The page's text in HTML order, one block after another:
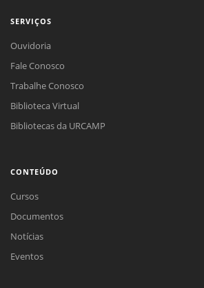
SERVIÇOS
Ouvidoria
Fale Conosco
Trabalhe Conosco
Biblioteca Virtual
Bibliotecas da URCAMP
CONTEÚDO
Cursos
Documentos
Notícias
Eventos